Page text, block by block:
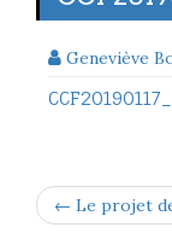
Geneviève
← Le projet